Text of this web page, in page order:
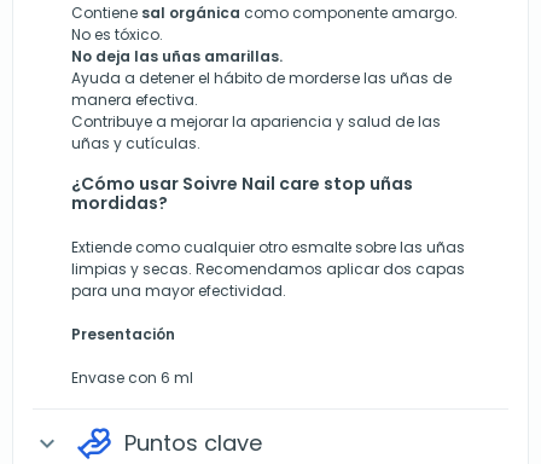
Contiene sal orgánica como componente amargo.
No es tóxico.
No deja las uñas amarillas.
Ayuda a detener el hábito de morderse las uñas de
manera efectiva.
Contribuye a mejorar la apariencia y salud de las
uñas y cutículas.
¿Cómo usar Soivre Nail care stop uñas
mordidas?
Extiende como cualquier otro esmalte sobre las uñas
limpias y secas. Recomendamos aplicar dos capas
para una mayor efectividad.
Presentación
Envase con 6 ml
expand_more Puntos clave